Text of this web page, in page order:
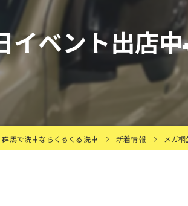
イベント出店
群馬で洗車ならくるくる洗車 新着情報 メガ